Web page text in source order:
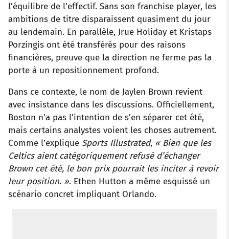
l’équilibre de l’effectif. Sans son franchise player, les
ambitions de titre disparaissent quasiment du jour
au lendemain. En parallèle, Jrue Holiday et Kristaps
Porzingis ont été transférés pour des raisons
financières, preuve que la direction ne ferme pas la
porte à un repositionnement profond.
Dans ce contexte, le nom de Jaylen Brown revient
avec insistance dans les discussions. Officiellement,
Boston n’a pas l’intention de s’en séparer cet été,
mais certains analystes voient les choses autrement.
Comme l’explique Sports Illustrated, « Bien que les
Celtics aient catégoriquement refusé d’échanger
Brown cet été, le bon prix pourrait les inciter à revoir
leur position. ». Ethen Hutton a même esquissé un
scénario concret impliquant Orlando.